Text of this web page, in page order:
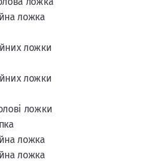
ложка
ложки
ложки
ложки
ложка
ложка